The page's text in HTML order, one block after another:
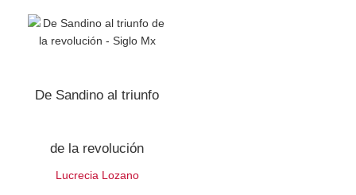
De Sandino al triunfo
de la revolución
Lucrecia Lozano